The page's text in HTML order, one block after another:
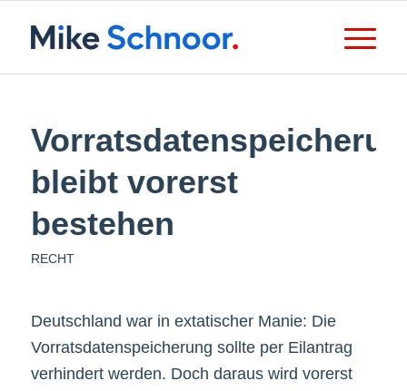
bleibt vorerst
bestehen
RECHT
Deutschland war in extatischer Manie: Die
Vorratsdatenspeicherung sollte per Eilantrag
verhindert werden. Doch daraus wird vorerst